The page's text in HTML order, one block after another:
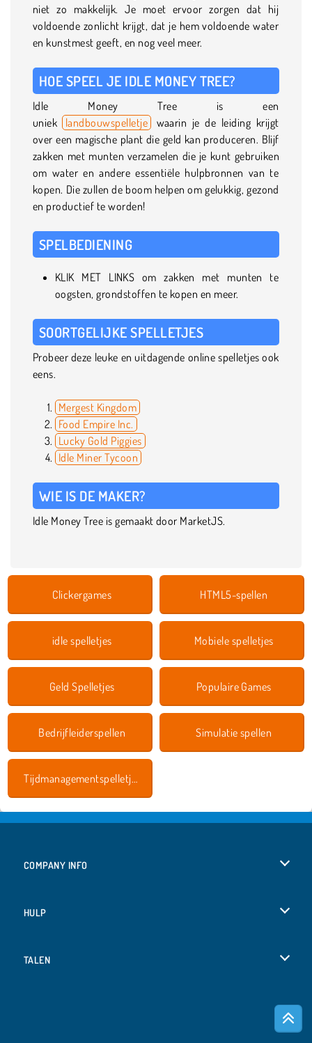
niet zo makkelijk. Je moet ervoor zorgen dat hij
voldoende zonlicht krijgt, dat je hem voldoende water
en kunstmest geeft, en nog veel meer.
HOE SPEEL JE IDLE MONEY TREE?
Idle Money Tree is een
uniek
landbouwspelletje
waarin je de leiding krijgt
over een magische plant die geld kan produceren. Blijf
zakken met munten verzamelen die je kunt gebruiken
om water en andere essentiële hulpbronnen van te
kopen. Die zullen de boom helpen om gelukkig, gezond
en productief te worden!
SPELBEDIENING
KLIK MET LINKS om zakken met munten te
oogsten, grondstoffen te kopen en meer.
SOORTGELIJKE SPELLETJES
Probeer deze leuke en uitdagende online spelletjes ook
eens.
Mergest Kingdom
Food Empire Inc.
Lucky Gold Piggies
Idle Miner Tycoon
WIE IS DE MAKER?
Idle Money Tree is gemaakt door MarketJS.
Clickergames HTML5-spellen
idle spelletjes Mobiele spelletjes
Geld Spelletjes Populaire Games
Bedrijfleiderspellen Simulatie spellen
Tijdmanagementspelletjes
COMPANY INFO
HULP
TALEN